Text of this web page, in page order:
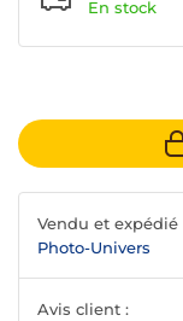
En stock
Vendu et expédié
Photo-Univers
Avis client :